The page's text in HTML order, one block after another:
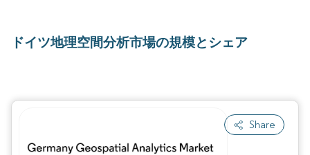
ドイツ地理空間分析市場の規模とシェア
Share